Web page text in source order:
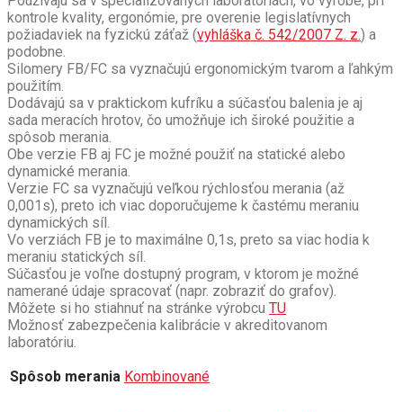
kontrole kvality, ergonómie, pre overenie legislatívnych
požiadaviek na fyzickú záťaž (vyhláška č. 542/2007 Z. z.) a
podobne.
Silomery FB/FC sa vyznačujú ergonomickým tvarom a ľahkým
použitím.
Dodávajú sa v praktickom kufríku a súčasťou balenia je aj
sada meracích hrotov, čo umožňuje ich široké použitie a
spôsob merania.
Obe verzie FB aj FC je možné použiť na statické alebo
dynamické merania.
Verzie FC sa vyznačujú veľkou rýchlosťou merania (až
0,001s), preto ich viac doporučujeme k častému meraniu
dynamických síl.
Vo verziách FB je to maximálne 0,1s, preto sa viac hodia k
meraniu statických síl.
Súčasťou je voľne dostupný program, v ktorom je možné
namerané údaje spracovať (napr. zobraziť do grafov).
Môžete si ho stiahnuť na stránke výrobcu TU
Možnosť zabezpečenia kalibrácie v akreditovanom
laboratóriu.
Spôsob merania Kombinované